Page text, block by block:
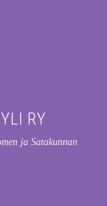
RY
ja Satakunnan